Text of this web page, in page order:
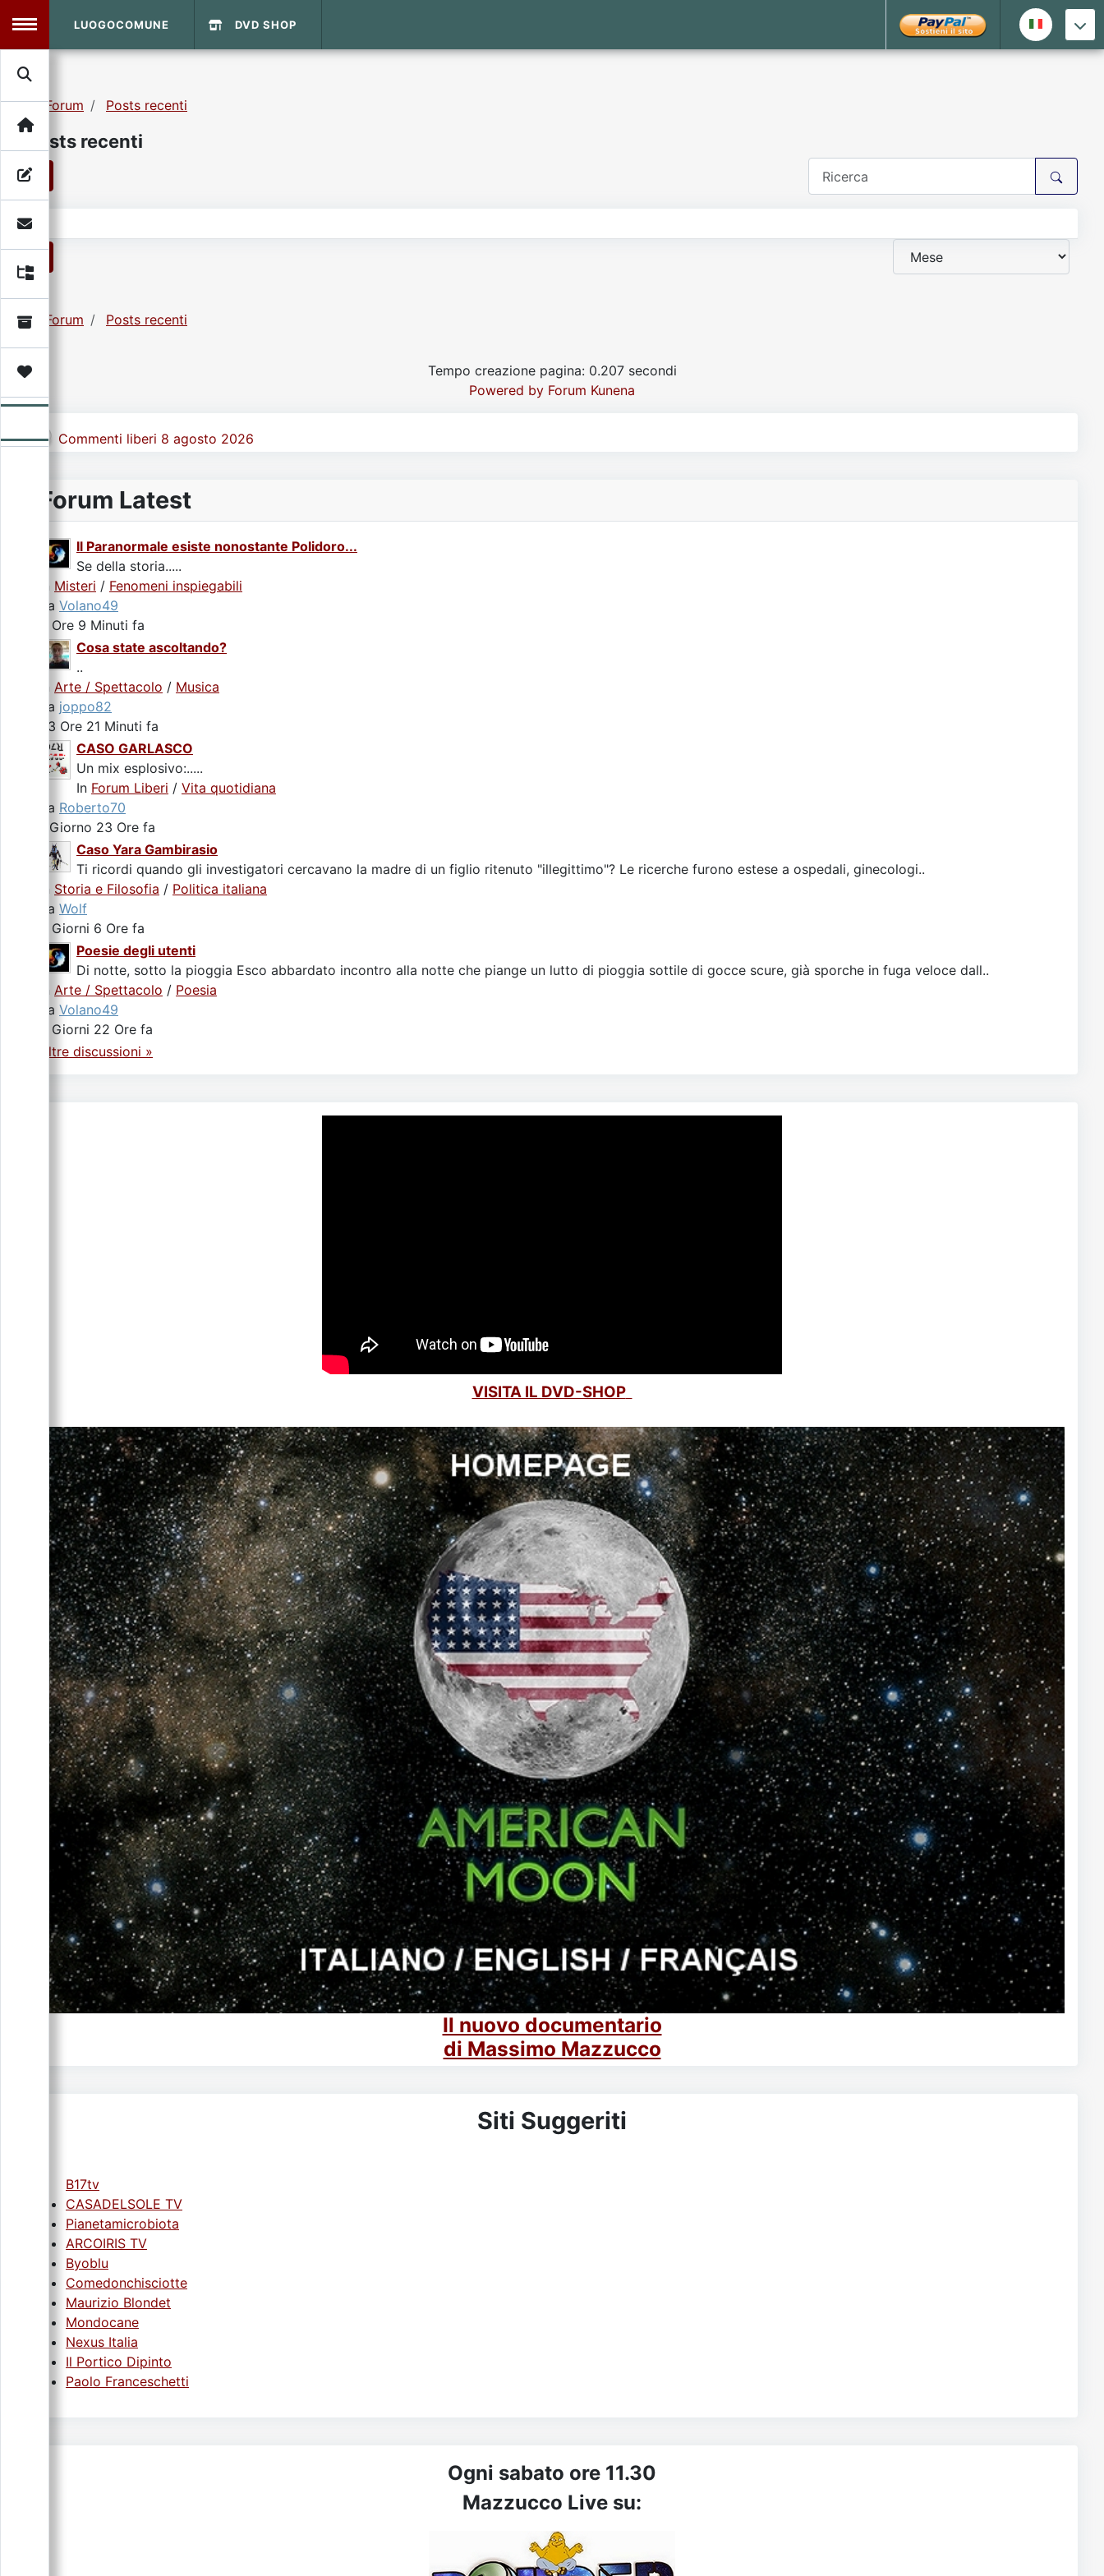
MENU
Search
Vecchio Sito
Archivio
LUOGOCOMUNE DVD SHOP
Forum Posts recenti
Posts recenti
Forum Posts recenti
Tempo creazione pagina: 0.207 secondi
Powered by Forum Kunena
Commenti liberi 8 agosto 2026
Forum Latest
Il Paranormale esiste nonostante Polidoro...
Se della storia.....
Misteri / Fenomeni inspiegabili
da Volano49
2 Ore 9 Minuti fa
Cosa state ascoltando?
..
Arte / Spettacolo / Musica
da joppo82
23 Ore 21 Minuti fa
CASO GARLASCO
Un mix esplosivo:.....
In Forum Liberi / Vita quotidiana
da Roberto70
1 Giorno 23 Ore fa
Caso Yara Gambirasio
Ti ricordi quando gli investigatori cercavano la madre di un figlio ritenuto "illegittimo"? Le ricerche furono estese a ospedali, ginecologi..
Storia e Filosofia / Politica italiana
da Wolf
3 Giorni 6 Ore fa
Poesie degli utenti
Di notte, sotto la pioggia Esco abbardato incontro alla notte che piange un lutto di pioggia sottile di gocce scure, già sporche in fuga veloce dall..
Arte / Spettacolo / Poesia
da Volano49
3 Giorni 22 Ore fa
Altre discussioni »
VISITA IL DVD-SHOP
Il nuovo documentario
di Massimo Mazzucco
Siti Suggeriti
B17tv
CASADELSOLE TV
Pianetamicrobiota
ARCOIRIS TV
Byoblu
Comedonchisciotte
Maurizio Blondet
Mondocane
Nexus Italia
Il Portico Dipinto
Paolo Franceschetti
Ogni sabato ore 11.30
Mazzucco Live su: